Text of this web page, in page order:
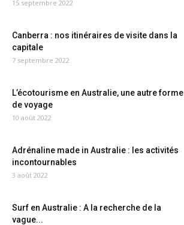
15 septembre 2022
Canberra : nos itinéraires de visite dans la
capitale
7 septembre 2022
L’écotourisme en Australie, une autre forme
de voyage
10 août 2022
Adrénaline made in Australie : les activités
incontournables
3 août 2022
Surf en Australie : A la recherche de la
vague...